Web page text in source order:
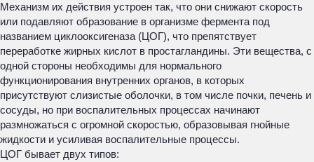
Механизм их действия устроен так, что они снижают скорость
или подавляют образование в организме фермента под
названием циклооксигеназа (ЦОГ), что препятствует
переработке жирных кислот в простагландины. Эти вещества, с
одной стороны необходимы для нормального
функционирования внутренних органов, в которых
присутствуют слизистые оболочки, в том числе почки, печень и
сосуды, но при воспалительных процессах начинают
размножаться с огромной скоростью, образовывая гнойные
жидкости и усиливая воспалительные процессы.
ЦОГ бывает двух типов: